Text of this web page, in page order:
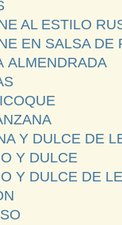
AL ESTILO
EN SALSA DE
ALMENDRADA
Y DULCE DE
Y DULCE
Y DULCE DE